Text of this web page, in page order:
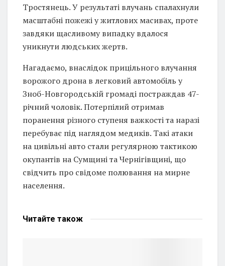
Тростянець. У результаті влучань спалахнули
масштабні пожежі у житлових масивах, проте
завдяки щасливому випадку вдалося
уникнути людських жертв.
Нагадаємо, внаслідок прицільного влучання
ворожого дрона в легковий автомобіль у
Зноб-Новгородській громаді постраждав 47-
річний чоловік. Потерпілий отримав
поранення різного ступеня важкості та наразі
перебуває під наглядом медиків. Такі атаки
на цивільні авто стали регулярною тактикою
окупантів на Сумщині та Чернігівщині, що
свідчить про свідоме полювання на мирне
населення.
Читайте також